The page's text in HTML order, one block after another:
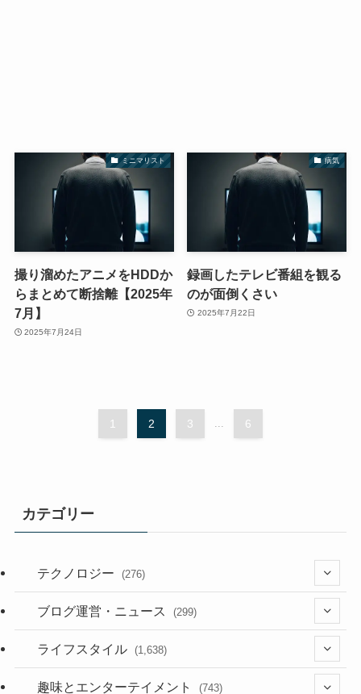
ミニマリスト
撮り溜めたアニメをHDDか
らまとめて断捨離【2025年
7月】
2025年7月24日
病気
録画したテレビ番組を観る
のが面倒くさい
2025年7月22日
1 2 3 ... 6
カテゴリー
テクノロジー (276)
(36)
(187)
ブログ運営・ニュース (299)
(118)
(181)
ライフスタイル (1,638)
(394)
趣味とエンターテイメント (743)